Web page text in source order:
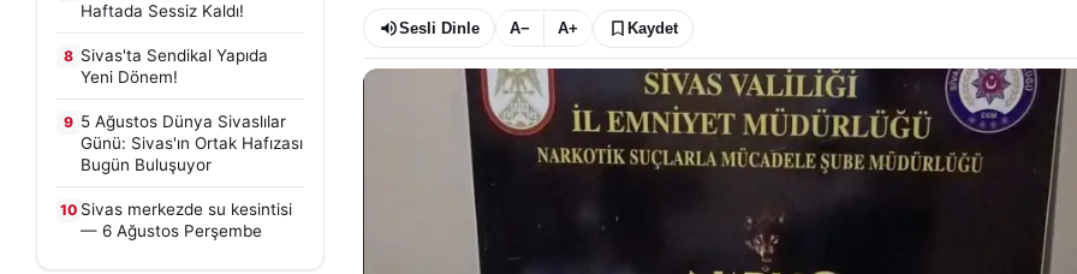
Haftada Sessiz Kaldı!
8 Sivas'ta Sendikal Yapıda
Yeni Dönem!
9 5 Ağustos Dünya Sivaslılar
Günü: Sivas'ın Ortak Hafızası
Bugün Buluşuyor
10 Sivas merkezde su kesintisi
— 6 Ağustos Perşembe
Sesli Dinle A− A+ Kaydet